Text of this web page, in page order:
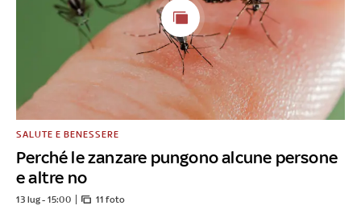
Perché le zanzare pungono alcune persone
e altre no
SALUTE E BENESSERE
13 lug - 15:00 11 foto